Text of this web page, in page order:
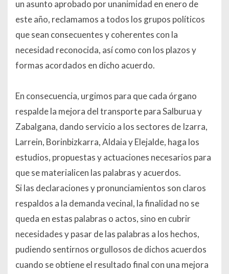
un asunto aprobado por unanimidad en enero de
este año, reclamamos a todos los grupos políticos
que sean consecuentes y coherentes con la
necesidad reconocida, así como con los plazos y
formas acordados en dicho acuerdo.
En consecuencia, urgimos para que cada órgano
respalde la mejora del transporte para Salburua y
Zabalgana, dando servicio a los sectores de Izarra,
Larrein, Borinbizkarra, Aldaia y Elejalde, haga los
estudios, propuestas y actuaciones necesarios para
que se materialicen las palabras y acuerdos.
Si las declaraciones y pronunciamientos son claros
respaldos a la demanda vecinal, la finalidad no se
queda en estas palabras o actos, sino en cubrir
necesidades y pasar de las palabras a los hechos,
pudiendo sentirnos orgullosos de dichos acuerdos
cuando se obtiene el resultado final con una mejora